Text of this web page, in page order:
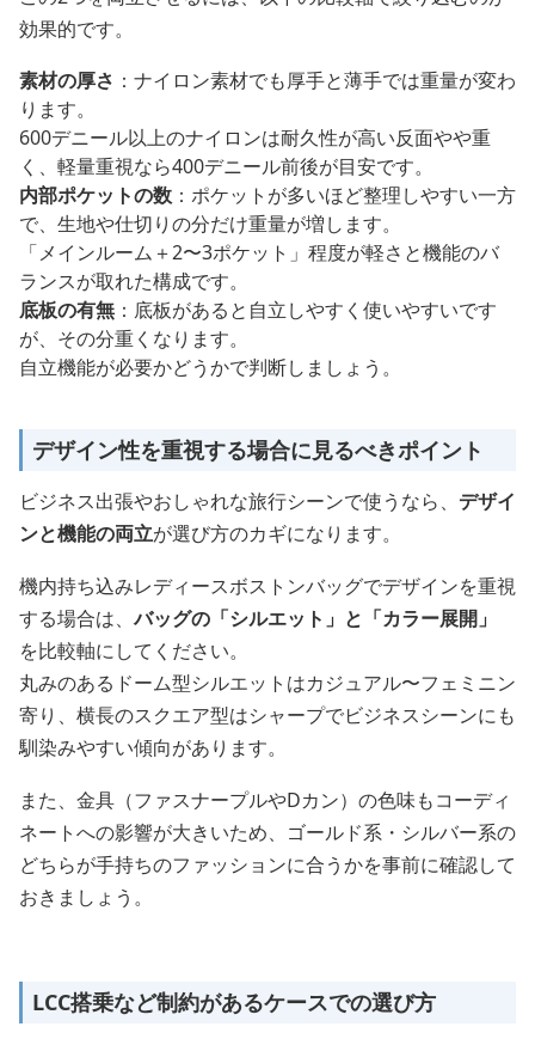
効果的です。
素材の厚さ ：ナイロン素材でも厚手と薄手では重量が変わ
ります。
600デニール以上のナイロンは耐久性が高い反面やや重
く、軽量重視なら400デニール前後が目安です。
内部ポケットの数 ：ポケットが多いほど整理しやすい一方
で、生地や仕切りの分だけ重量が増します。
「メインルーム＋2〜3ポケット」程度が軽さと機能のバ
ランスが取れた構成です。
底板の有無 ：底板があると自立しやすく使いやすいです
が、その分重くなります。
自立機能が必要かどうかで判断しましょう。
デザイン性を重視する場合に見るべきポイント
ビジネス出張やおしゃれな旅行シーンで使うなら、 デザイ
ンと機能の両立が選び方のカギになります。
機内持ち込みレディースボストンバッグでデザインを重視
する場合は、バッグの「シルエット」と「カラー展開」
を比較軸にしてください。
丸みのあるドーム型シルエットはカジュアル〜フェミニン
寄り、横長のスクエア型はシャープでビジネスシーンにも
馴染みやすい傾向があります。
また、金具（ファスナープルやDカン）の色味もコーディ
ネートへの影響が大きいため、ゴールド系・シルバー系の
どちらが手持ちのファッションに合うかを事前に確認して
おきましょう。
LCC搭乗など制約があるケースでの選び方